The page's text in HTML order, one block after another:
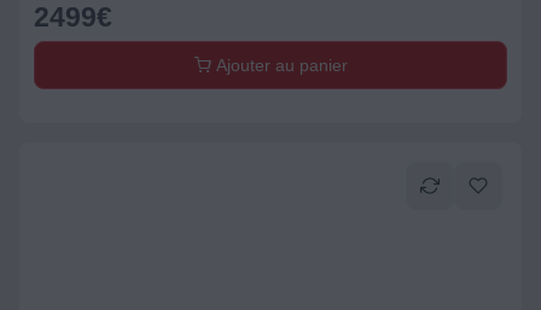
2499€
Ajouter au panier